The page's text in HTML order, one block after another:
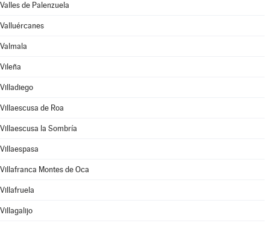
Valles de Palenzuela
Valluércanes
Valmala
Vileña
Villadiego
Villaescusa de Roa
Villaescusa la Sombría
Villaespasa
Villafranca Montes de Oca
Villafruela
Villagalijo